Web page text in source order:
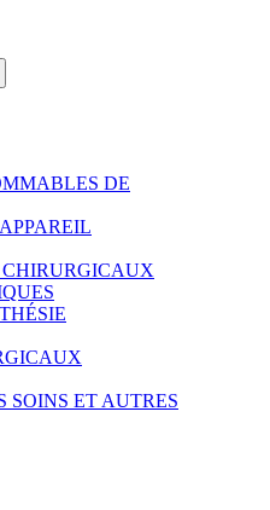
DE
CHIRURGICAUX
SOINS ET AUTRES